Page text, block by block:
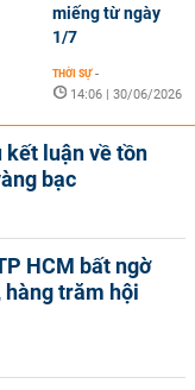
miếng từ ngày
1/7
THỜI SỰ -
14:06 | 30/06/2026
kết luận về tồn
bạc
HCM bất ngờ
hàng trăm hội